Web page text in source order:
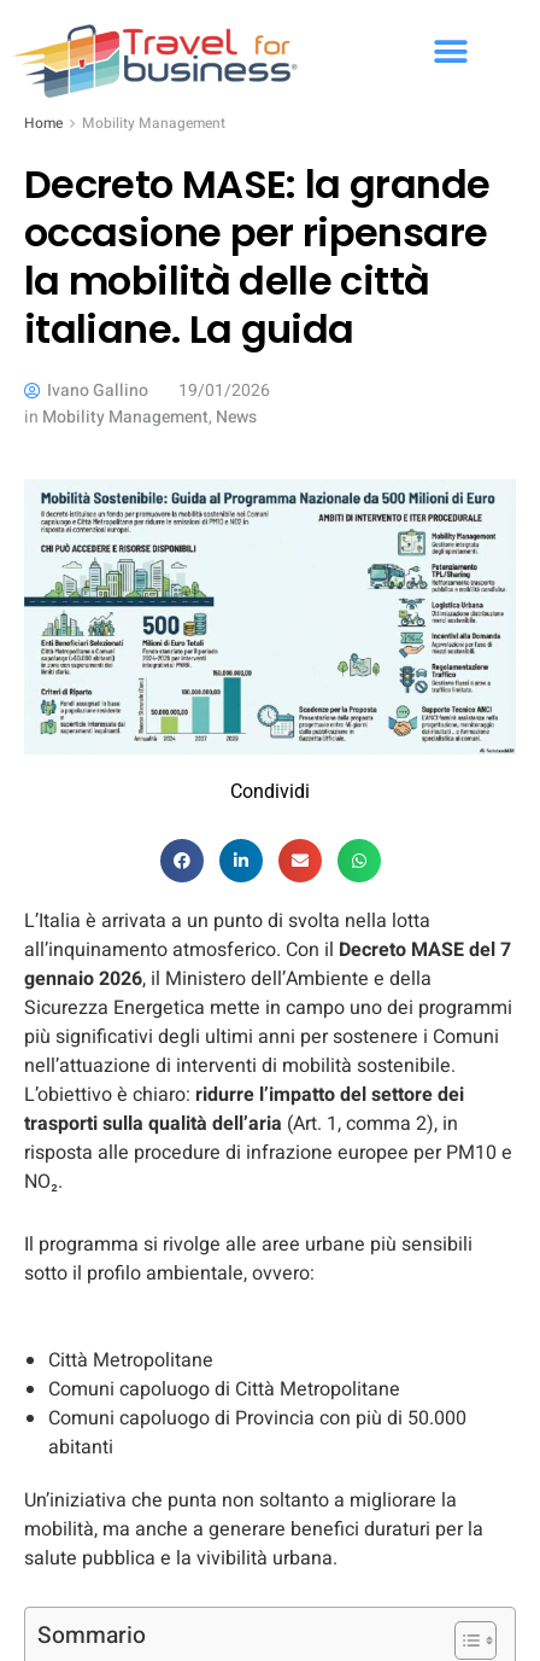
Home Mobility Management
Decreto MASE: la grande
occasione per ripensare
la mobilità delle città
italiane. La guida
Ivano Gallino
19/01/2026
in Mobility Management, News
Condividi
L’Italia è arrivata a un punto di svolta nella lotta
all’inquinamento atmosferico. Con il Decreto MASE del 7
gennaio 2026, il Ministero dell’Ambiente e della
Sicurezza Energetica mette in campo uno dei programmi
più significativi degli ultimi anni per sostenere i Comuni
nell’attuazione di interventi di mobilità sostenibile.
L’obiettivo è chiaro: ridurre l’impatto del settore dei
trasporti sulla qualità dell’aria (Art. 1, comma 2), in
risposta alle procedure di infrazione europee per PM10 e
NO₂.
Il programma si rivolge alle aree urbane più sensibili
sotto il profilo ambientale, ovvero:
Città Metropolitane
Comuni capoluogo di Città Metropolitane
Comuni capoluogo di Provincia con più di 50.000
abitanti
Un’iniziativa che punta non soltanto a migliorare la
mobilità, ma anche a generare benefici duraturi per la
salute pubblica e la vivibilità urbana.
Sommario